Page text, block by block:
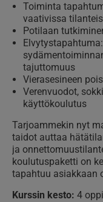
Toiminta
vaativissa
Potilaan
tajuttomuus
Vierasesineen
Verenvuodot,
käyttökoulutus
Tarjoammekin nyt
taidot auttaa
ja
koulutuspaketti on
tapahtuu asiakkaan
Kurssin kesto: 4